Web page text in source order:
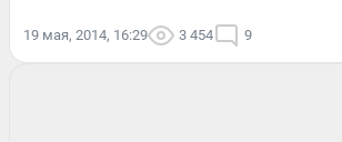
19 мая, 2014, 16:29 3 454 9